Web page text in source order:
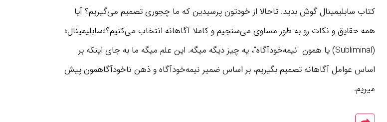
کتاب سابلیمینال گوش بدید. تاحالا از خودتون پرسیدین که ما چجوری تصمیم می‌گیریم؟ آیا
همه حقایق و نکات رو به طور مساوی می‌سنجیم و کاملا آگاهانه انتخاب می‌کنیم؟«سابلیمینال»
(Subliminal) یا همون "نیمه‌خودآگاه"، یه چیز دیگه میگه. این علم میگه ما به جای اینکه بر
اساس عوامل آگاهانه تصمیم بگیریم، بر اساس ضمیر نیمه‌خودآگاه و ذهن ناخودآگاهمون پیش
میریم.